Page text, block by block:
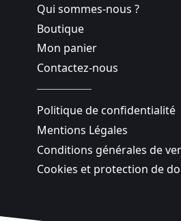
Qui sommes-nous ?
Boutique
Mon panier
Contactez-nous
Politique de confidentialité
Mentions Légales
Conditions générales de
Cookies et protection de